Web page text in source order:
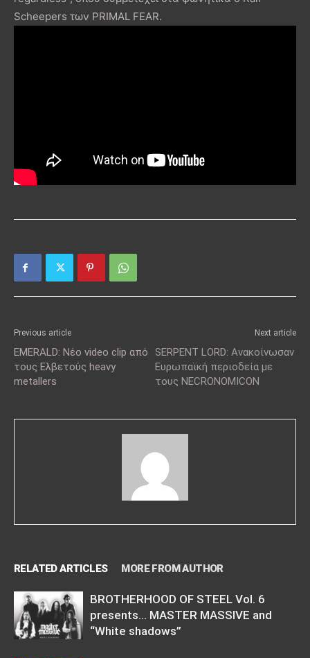
Scheepers των PRIMAL FEAR.
Previous article
EMERALD: Νέο video clip από
τους Ελβετούς heavy
metallers
Next article
SERPENT LORD: Ανακοίνωσαν
Ευρωπαϊκή περιοδεία με
τους NECRONOMICON
RELATED ARTICLES MORE FROM AUTHOR
BROTHERHOOD OF STEEL Vol. 6
presents… MASTER MASSIVE and
“White shadows”